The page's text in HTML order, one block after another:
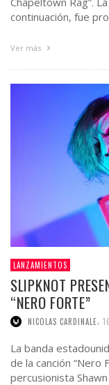
continuación, fue
Ver más
LANZAMIENTOS
SLIPKNOT
“NERO FORTE”
NICOLAS CARDINALE
La banda
de la canción “Nero
percusionista